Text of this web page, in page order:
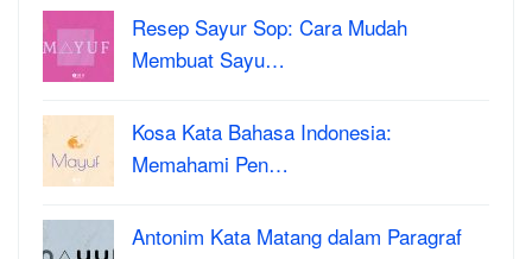
Resep Sayur Sop: Cara Mudah
Membuat Sayu…
Kosa Kata Bahasa Indonesia:
Memahami Pen…
Antonim Kata Matang dalam Paragraf